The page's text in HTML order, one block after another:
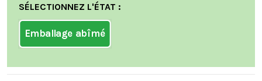
SÉLECTIONNEZ L'ÉTAT :
Emballage abîmé